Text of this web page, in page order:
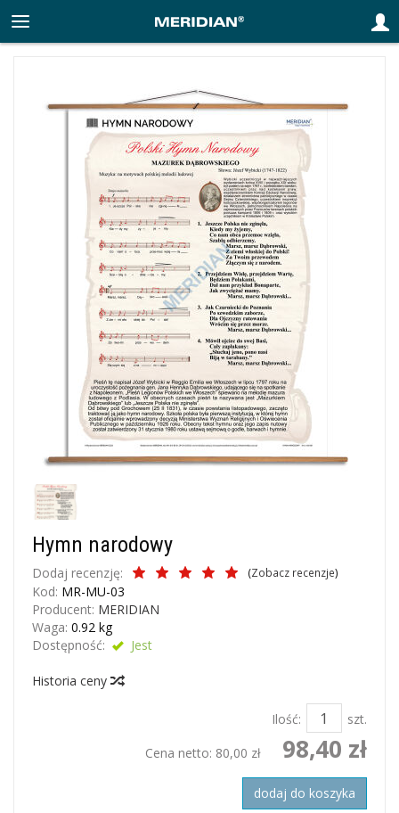
Hymn narodowy
Dodaj recenzję: (Zobacz recenzje)
Kod: MR-MU-03
Producent: MERIDIAN
Waga: 0.92 kg
Dostępność:
Jest
Historia ceny
Ilość:
szt.
Cena netto: 80,00 zł 98,40 zł
dodaj do koszyka